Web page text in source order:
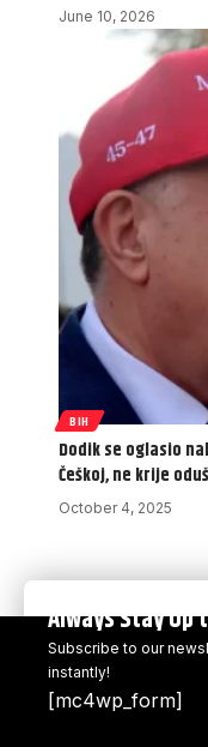
June 10, 2026
BIH
Dodik se oglasio
Češkoj, ne krije
October 4, 2025
Always Stay Up
Subscribe to our
instantly!
[mc4wp_form]